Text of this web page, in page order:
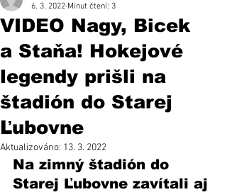
VIDEO Nagy, Bicek
a Staňa! Hokejové
legendy prišli na
štadión do Starej
Ľubovne
6. 3. 2022 Minut čtení: 3
Aktualizováno: 13. 3. 2022
Na zimný štadión do
Starej Ľubovne zavítali aj